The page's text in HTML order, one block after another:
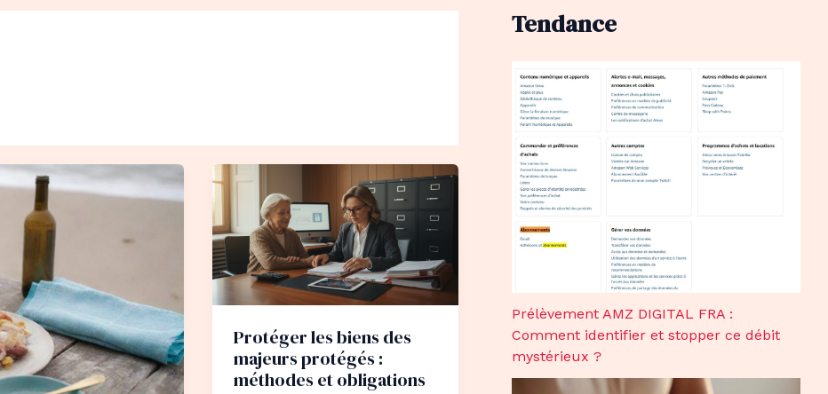
Protéger les biens des
majeurs protégés :
méthodes et obligations
Tendance
Prélèvement AMZ DIGITAL FRA :
Comment identifier et stopper ce débit
mystérieux ?